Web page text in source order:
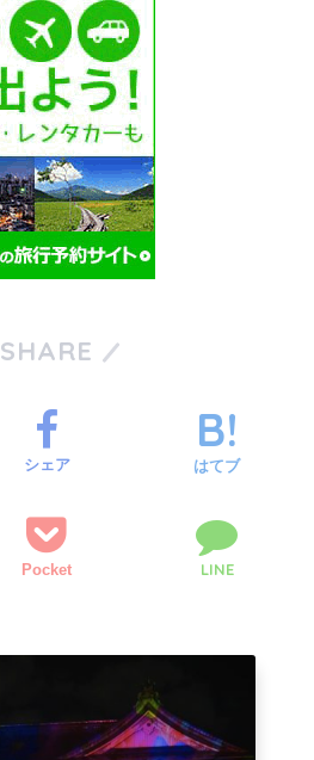
SHARE
シェア はてブ
Pocket LINE